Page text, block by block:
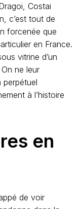
Costai
c’est tout de
forcenée que
en France.
vitrine d’un
ne leur
perpétuel
à l’histoire
en
de voir